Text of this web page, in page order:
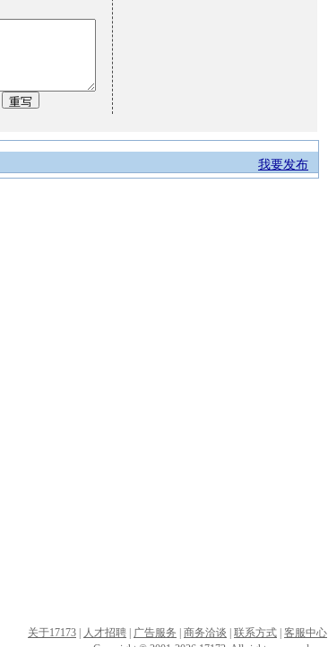
我要发布
关于17173 人才招聘 广告服务 商务洽谈 联系方式 客服中心